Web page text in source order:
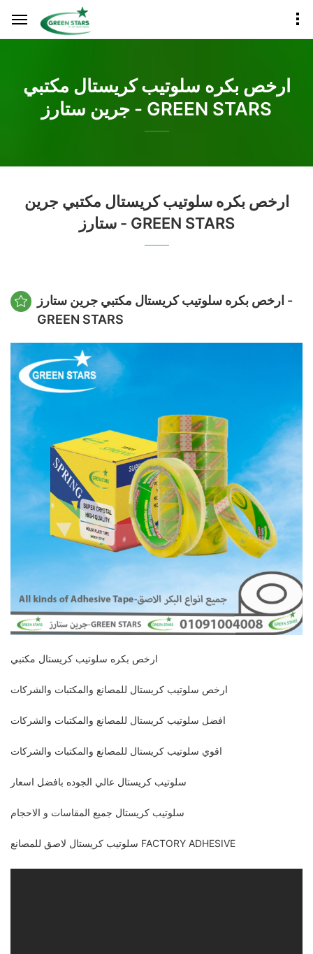
ارخص بكره سلوتيب كريستال مكتبي
جرين ستارز - GREEN STARS
ارخص بكره سلوتيب كريستال مكتبي جرين
ستارز - GREEN STARS
ارخص بكره سلوتيب كريستال مكتبي جرين ستارز -
GREEN STARS
ارخص بكره سلوتيب كريستال مكتبي
ارخص سلوتيب كريستال للمصانع والمكتبات والشركات
افضل سلوتيب كريستال للمصانع والمكتبات والشركات
اقوي سلوتيب كريستال للمصانع والمكتبات والشركات
سلوتيب كريستال عالي الجوده بافضل اسعار
سلوتيب كريستال جميع المقاسات و الاحجام
سلوتيب كريستال لاصق للمصانع FACTORY ADHESIVE